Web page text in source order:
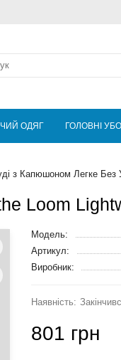
ОДЯГ ГОЛОВНІ
з Капюшоном Легке Без
Loom
Модель:
Артикул:
Виробник:
801 грн